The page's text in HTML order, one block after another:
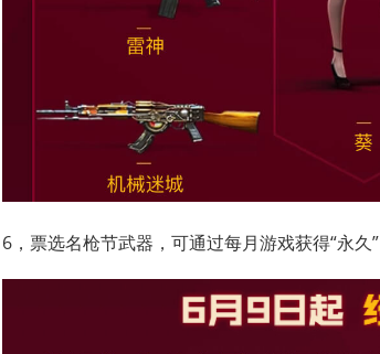
6，票选名枪节武器，可通过每月游戏获得“永久”